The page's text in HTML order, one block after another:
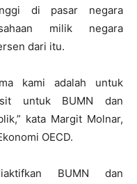
di pasar negara
milik negara
dari itu.
kami adalah untuk
untuk BUMN dan
kata Margit Molnar,
OECD.
BUMN dan